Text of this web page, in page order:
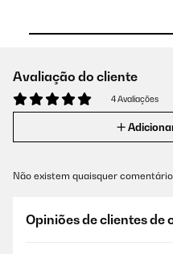
Avaliação do cliente
4 Avaliações
Não existem quaisquer
Opiniões de clientes de